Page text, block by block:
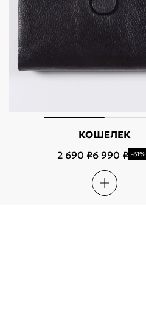
КОШЕЛЕК
2 690 ₽6 990 ₽ -61%